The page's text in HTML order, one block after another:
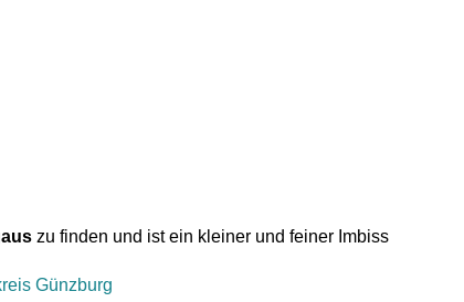
zu finden und ist ein kleiner und feiner Imbiss
Günzburg